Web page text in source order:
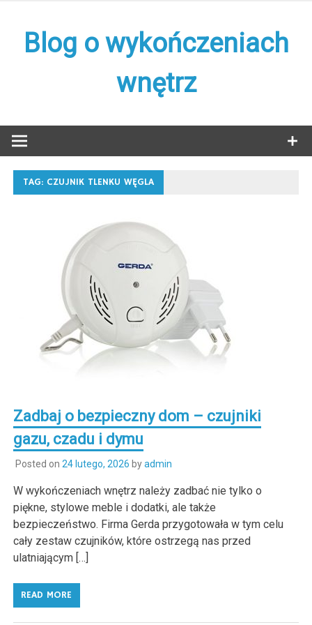
contentBlog o wykończeniach
wnętrz
TAG: CZUJNIK TLENKU WĘGLA
Zadbaj o bezpieczny dom – czujniki
gazu, czadu i dymu
Posted on 24 lutego, 2026 byadmin
W wykończeniach wnętrz należy zadbać nie tylko o
piękne, stylowe meble i dodatki, ale także
bezpieczeństwo. Firma Gerda przygotowała w tym celu
cały zestaw czujników, które ostrzegą nas przed
ulatniającym […]
READ MORE